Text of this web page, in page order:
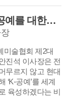
착형 홍보를 강
[초대석] “전통을 넘어 세계로… K-공예를 대한민국 대표 문화브랜드로 키우겠습니다”
미술협회 제2대
진석 이사장은 전
무르지 않고 현대
‘K-공예’를 세계
육성하겠다는 비